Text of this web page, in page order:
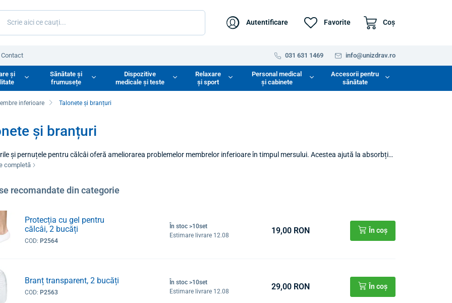
Autentificare Favorite Coş
Contact 031 631 1469 info@unizdrav.ro
și
Sănătate și
frumusețe
Dispozitive
medicale și teste
Relaxare
și sport
Personal medical
și cabinete
Accesorii pentru
sănătate
inferioare Talonete și branțuri
și branțuri
și pernuțele pentru călcâi oferă ameliorarea problemelor membrelor inferioare în timpul mersului. Acestea ajută la absorbția
protejează împotriva escarelor și contribuie la corectarea piciorului. Oferta noastră garantează protecție și confort fără a
completă
recomandate din categorie
Protecția cu gel pentru
călcâi, 2 bucăți
COD: P2564
În stoc >10set
Estimare livrare 12.08
19,00 RON În coș
Branț transparent, 2 bucăți
COD: P2563
În stoc >10set
Estimare livrare 12.08
29,00 RON În coș